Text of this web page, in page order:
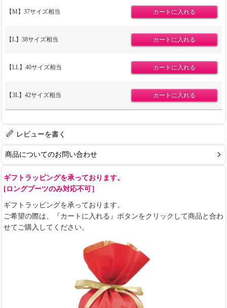
【M】37サイズ相当
【L】38サイズ相当
【LL】40サイズ相当
【3L】42サイズ相当
レビューを書く
商品についてのお問い合わせ
ギフトラッピングを承っております。
[ロングブーツのみ対応不可］
ギフトラッピングを承っております。
ご希望の際は、『カートに入れる』ボタンをクリックして商品と合わ
せてご購入してください。